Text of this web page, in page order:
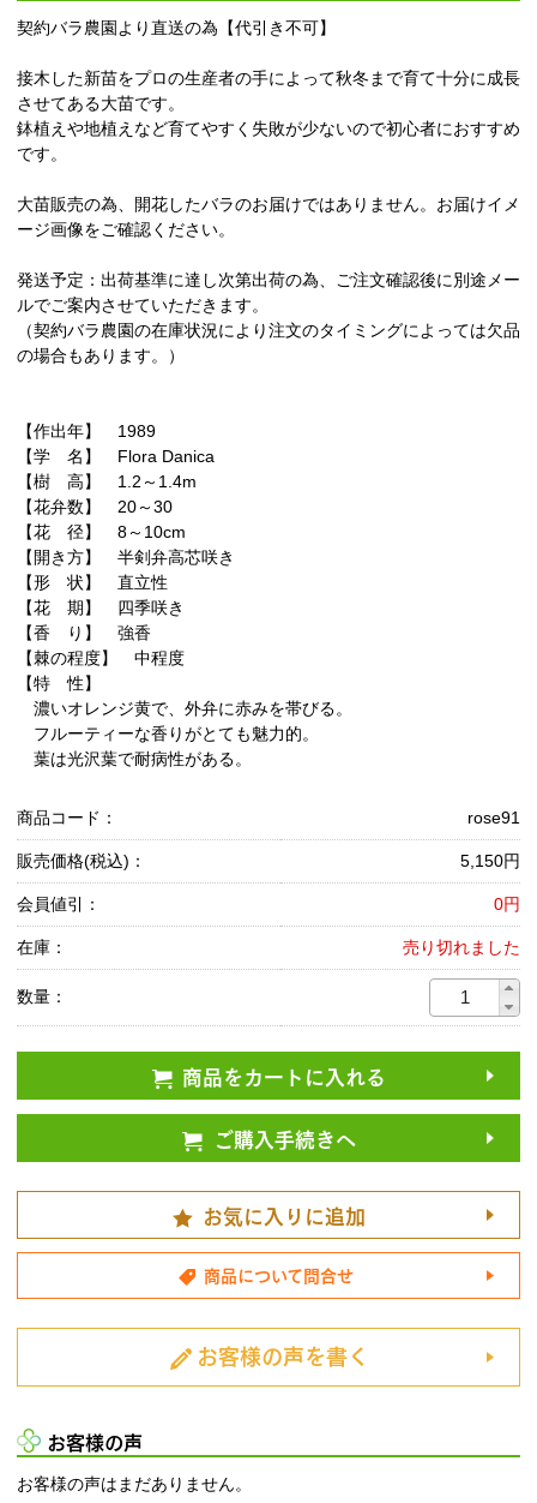
契約バラ農園より直送の為【代引き不可】
接木した新苗をプロの生産者の手によって秋冬まで育て十分に成長
させてある大苗です。
鉢植えや地植えなど育てやすく失敗が少ないので初心者におすすめ
です。
大苗販売の為、開花したバラのお届けではありません。お届けイメ
ージ画像をご確認ください。
発送予定：出荷基準に達し次第出荷の為、ご注文確認後に別途メー
ルでご案内させていただきます。
（契約バラ農園の在庫状況により注文のタイミングによっては欠品
の場合もあります。）
【作出年】 1989
【学 名】 Flora Danica
【樹 高】 1.2～1.4m
【花弁数】 20～30
【花 径】 8～10cm
【開き方】 半剣弁高芯咲き
【形 状】 直立性
【花 期】 四季咲き
【香 り】 強香
【棘の程度】 中程度
【特 性】
濃いオレンジ黄で、外弁に赤みを帯びる。
フルーティーな香りがとても魅力的。
葉は光沢葉で耐病性がある。
商品コード： rose91
販売価格(税込)： 5,150円
会員値引： 0円
在庫： 売り切れました
数量：
商品をカートに入れる
ご購入手続きへ
お気に入りに追加
商品について問合せ
お客様の声を書く
お客様の声
お客様の声はまだありません。